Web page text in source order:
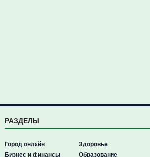
РАЗДЕЛЫ
Город онлайн
Бизнес и финансы
Здоровье
Образование